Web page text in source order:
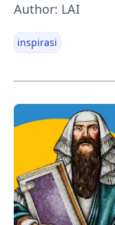
Author: LAI
inspirasi